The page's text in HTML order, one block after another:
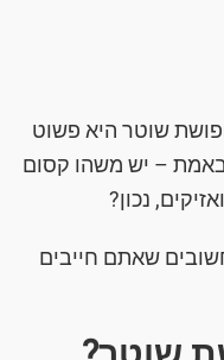
שוטר היא פשוט
באמת – יש משהו קסום
נכון?
שאתם חייבים